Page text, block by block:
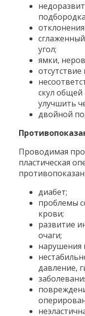
угол;
ямки,
скул
улучшить
двойной
Проводимая
пластическая
диабет;
проблемы
крови;
развитие
очаги;
нарушения
давление,